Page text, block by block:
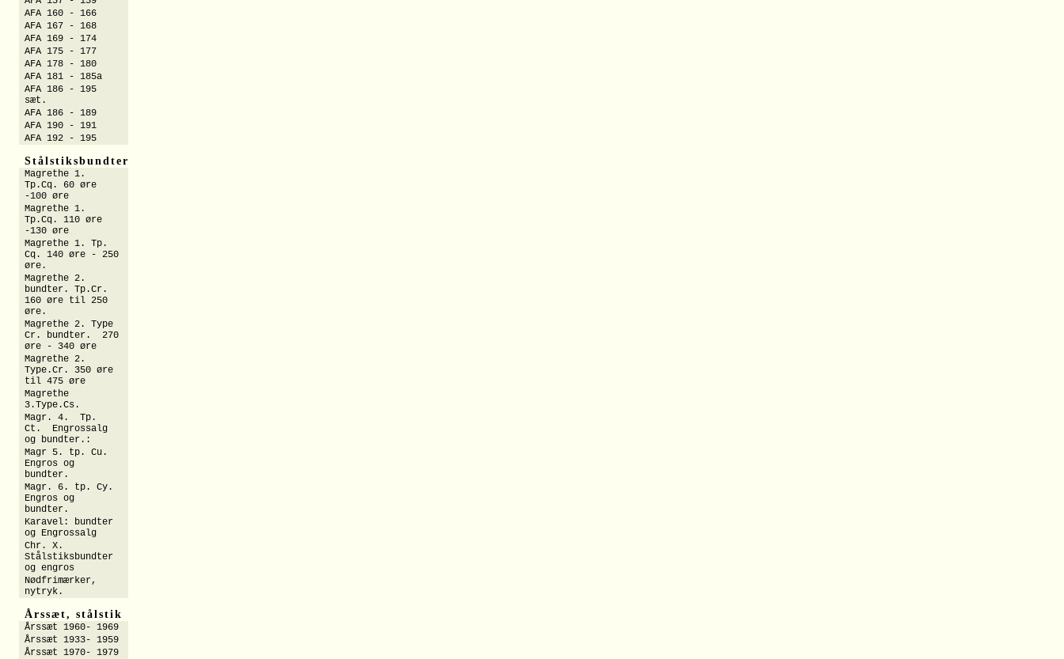
AFA 160 - 166
AFA 167 - 168
AFA 169 - 174
AFA 175 - 177
AFA 178 - 180
AFA 181 - 185a
AFA 186 - 195
sæt.
AFA 186 - 189
AFA 190 - 191
AFA 192 - 195
Stålstiksbundter
Magrethe 1.
Tp.Cq. 60 øre
-100 øre
Magrethe 1.
Tp.Cq. 110 øre
-130 øre
Magrethe 1. Tp.
Cq. 140 øre - 250
øre.
Magrethe 2.
bundter. Tp.Cr.
160 øre til 250
øre.
Magrethe 2. Type
Cr. bundter. 270
øre - 340 øre
Magrethe 2.
Type.Cr. 350 øre
til 475 øre
Magrethe
3.Type.Cs.
Magr. 4. Tp.
Ct. Engrossalg
og bundter.:
Magr 5. tp. Cu.
Engros og
bundter.
Magr. 6. tp. Cy.
Engros og
bundter.
Karavel: bundter
og Engrossalg
Chr. X.
Stålstiksbundter
og engros
Nødfrimærker,
nytryk.
Årssæt, stålstik
Årssæt 1960- 1969
Årssæt 1933- 1959
Årssæt 1970- 1979